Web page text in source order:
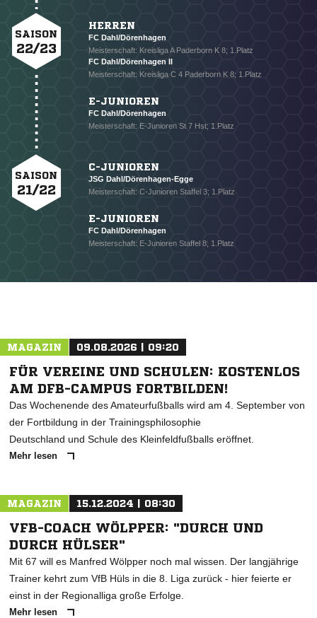
* Pflichtfelder
SAISON
22/23
HERREN
FC Dahl/Dörenhagen
Meisterschaft: Kreisliga A Paderborn K 8; 1.Platz
FC Dahl/Dörenhagen II
Meisterschaft: Kreisliga C 4 Paderborn K 8; 1.Platz
E-JUNIOREN
FC Dahl/Dörenhagen
Meisterschaft: E-Junioren St 7 Hst; 1.Platz
SAISON
21/22
C-JUNIOREN
JSG Dahl/Dörenhagen-Egge
Meisterschaft: C-Junioren Staffel 3; 1.Platz
E-JUNIOREN
FC Dahl/Dörenhagen
Meisterschaft: E-Junioren Staffel 8; 1.Platz
MAGAZIN 09.08.2026 | 09:20
FÜR VEREINE UND SCHULEN: KOSTENLOS
AM DFB-CAMPUS FORTBILDEN!
Das Wochenende des Amateurfußballs wird am 4. September von
der Fortbildung in der Trainingsphilosophie
Deutschland und Schule des Kleinfeldfußballs eröffnet.
Mehr lesen
MAGAZIN 15.12.2024 | 08:30
VFB-COACH WÖLPPER: "DURCH UND
DURCH HÜLSER"
Mit 67 will es Manfred Wölpper noch mal wissen. Der langjährige
Trainer kehrt zum VfB Hüls in die 8. Liga zurück - hier feierte er
einst in der Regionalliga große Erfolge.
Mehr lesen